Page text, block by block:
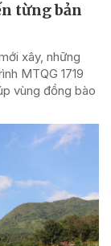
từng bản
xây, những
MTQG 1719
vùng đồng bào